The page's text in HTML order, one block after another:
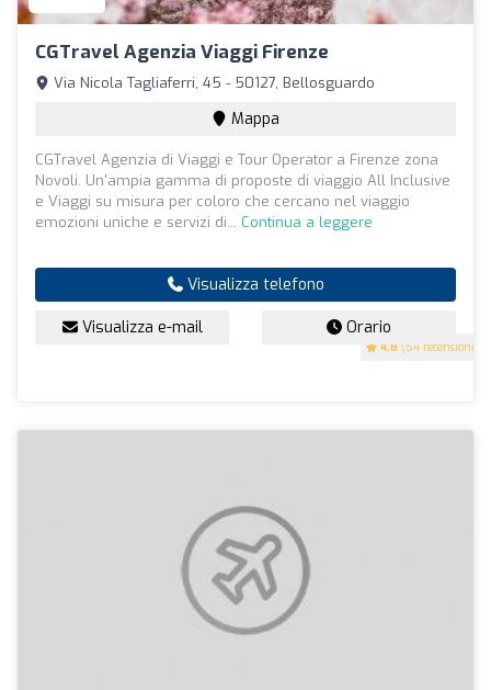
CGTravel Agenzia Viaggi Firenze
4.8 (54 recensioni)
Via Nicola Tagliaferri, 45 - 50127, Bellosguardo
Mappa
CGTravel Agenzia di Viaggi e Tour Operator a Firenze zona
Novoli. Un'ampia gamma di proposte di viaggio All Inclusive
e Viaggi su misura per coloro che cercano nel viaggio
emozioni uniche e servizi di... Continua a leggere
Visualizza telefono
Visualizza e-mail Orario